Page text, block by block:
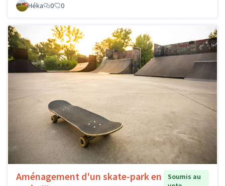
Héka 0 0
Aménagement d'un skate-park en
Soumis au